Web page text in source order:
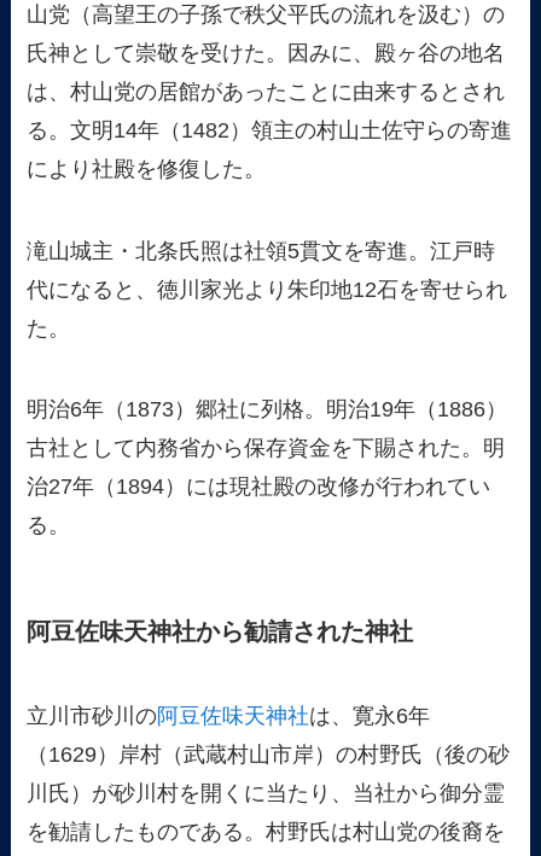
山党（高望王の子孫で秩父平氏の流れを汲む）の
氏神として崇敬を受けた。因みに、殿ヶ谷の地名
は、村山党の居館があったことに由来するとされ
る。文明14年（1482）領主の村山土佐守らの寄進
により社殿を修復した。
滝山城主・北条氏照は社領5貫文を寄進。江戸時
代になると、徳川家光より朱印地12石を寄せられ
た。
明治6年（1873）郷社に列格。明治19年（1886）
古社として内務省から保存資金を下賜された。明
治27年（1894）には現社殿の改修が行われてい
る。
阿豆佐味天神社から勧請された神社
立川市砂川の阿豆佐味天神社は、寛永6年
（1629）岸村（武蔵村山市岸）の村野氏（後の砂
川氏）が砂川村を開くに当たり、当社から御分霊
を勧請したものである。村野氏は村山党の後裔を